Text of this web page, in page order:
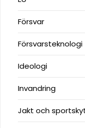
Försvar
Försvarsteknologi
Ideologi
Invandring
Jakt och